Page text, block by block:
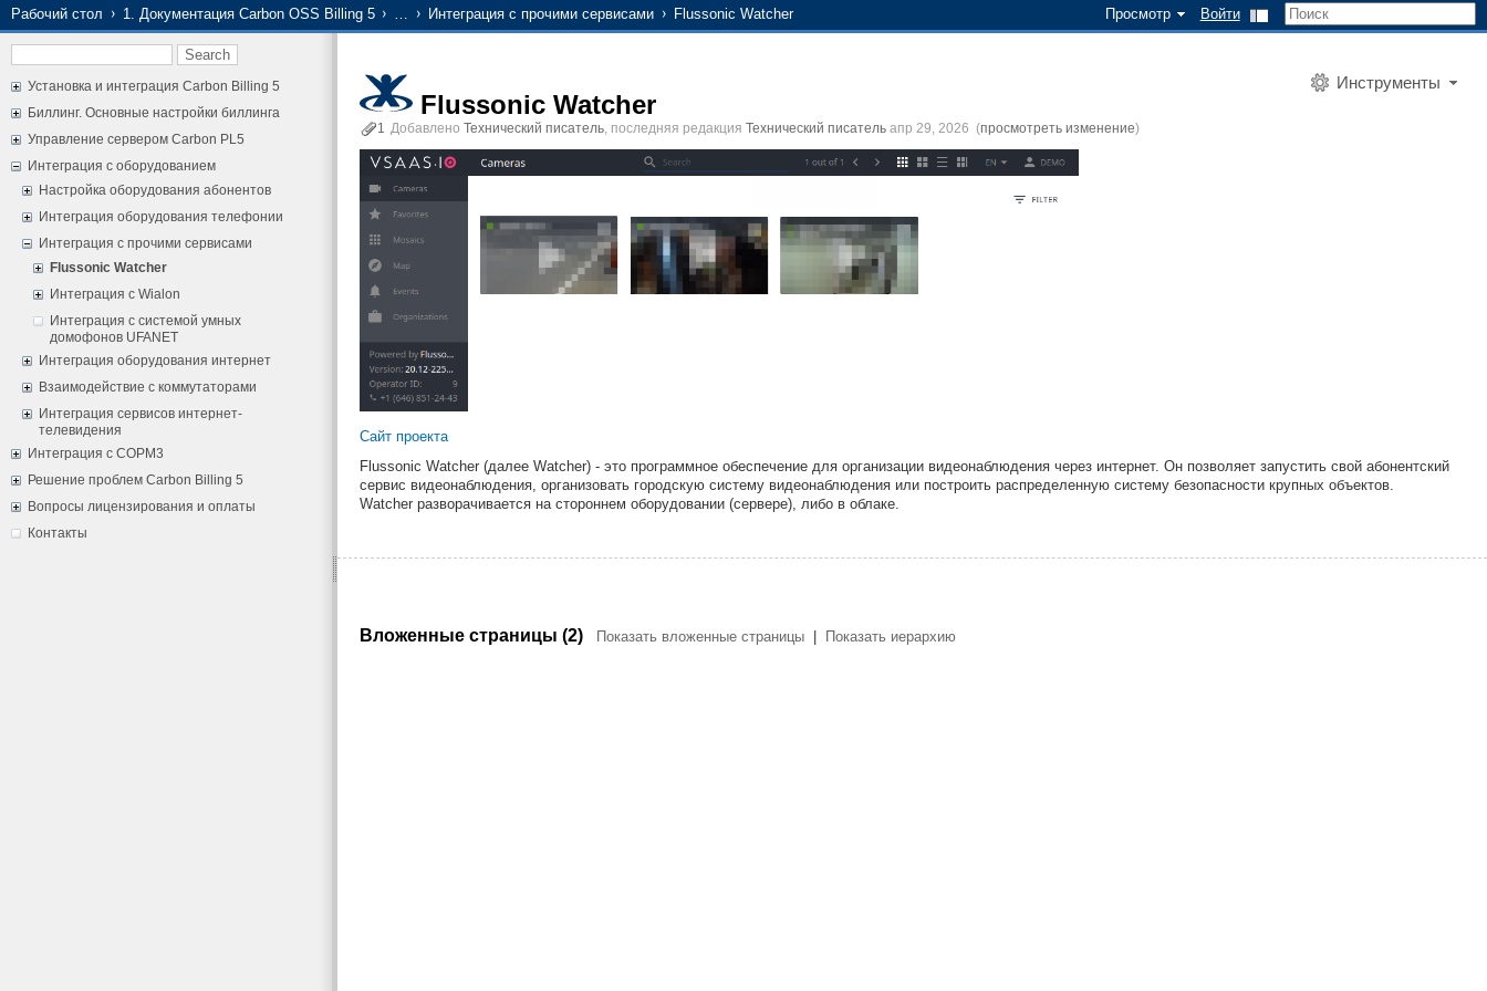
Просмотр Войти
Рабочий стол 1. Документация Carbon OSS Billing 5 … Интеграция с прочими сервисами Flussonic Watcher
Установка и интеграция Carbon Billing 5
Биллинг. Основные настройки биллинга
Управление сервером Carbon PL5
Интеграция с оборудованием
Настройка оборудования абонентов
Интеграция оборудования телефонии
Интеграция с прочими сервисами
Flussonic Watcher
Интеграция с Wialon
Интеграция с системой умных
домофонов UFANET
Интеграция оборудования интернет
Взаимодействие с коммутаторами
Интеграция сервисов интернет-
телевидения
Интеграция с СОРМ3
Решение проблем Carbon Billing 5
Вопросы лицензирования и оплаты
Контакты
Инструменты
Flussonic Watcher
1 Добавлено Технический писатель, последняя редакция Технический писатель апр 29, 2026 (просмотреть изменение)
Сайт проекта
Flussonic Watcher (далее Watcher) - это программное обеспечение для организации видеонаблюдения через интернет. Он позволяет запустить свой абонентский
сервис видеонаблюдения, организовать городскую систему видеонаблюдения или построить распределенную систему безопасности крупных объектов.
Watcher разворачивается на стороннем оборудовании (сервере), либо в облаке.
Вложенные страницы (2) Показать вложенные страницы | Показать иерархию